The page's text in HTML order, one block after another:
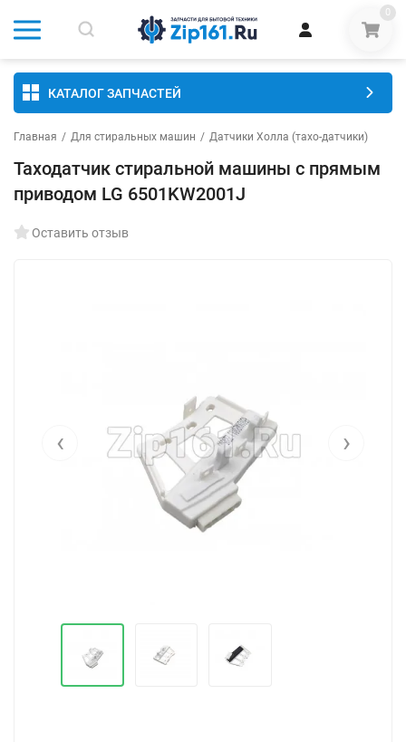
0
КАТАЛОГ ЗАПЧАСТЕЙ
Главная / Для стиральных машин / Датчики Холла (тахо-датчики)
Таходатчик стиральной машины с прямым
приводом LG 6501KW2001J
Оставить отзыв
‹ ›